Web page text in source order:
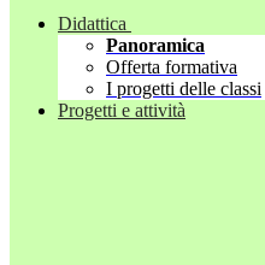
Didattica
Panoramica
Offerta formativa
I progetti delle classi
Progetti e attività